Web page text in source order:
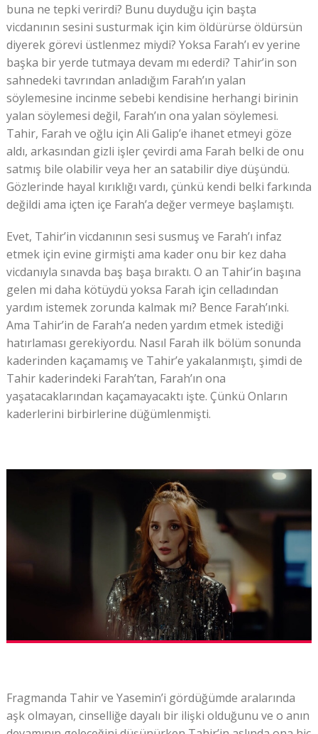
buna ne tepki verirdi? Bunu duyduğu için başta
vicdanının sesini susturmak için kim öldürürse öldürsün
diyerek görevi üstlenmez miydi? Yoksa Farah’ı ev yerine
başka bir yerde tutmaya devam mı ederdi? Tahir’in son
sahnedeki tavrından anladığım Farah’ın yalan
söylemesine incinme sebebi kendisine herhangi birinin
yalan söylemesi değil, Farah’ın ona yalan söylemesi.
Tahir, Farah ve oğlu için Ali Galip’e ihanet etmeyi göze
aldı, arkasından gizli işler çevirdi ama Farah belki de onu
satmış bile olabilir veya her an satabilir diye düşündü.
Gözlerinde hayal kırıklığı vardı, çünkü kendi belki farkında
değildi ama içten içe Farah’a değer vermeye başlamıştı.
Evet, Tahir’in vicdanının sesi susmuş ve Farah’ı infaz
etmek için evine girmişti ama kader onu bir kez daha
vicdanıyla sınavda baş başa bıraktı. O an Tahir’in başına
gelen mi daha kötüydü yoksa Farah için celladından
yardım istemek zorunda kalmak mı? Bence Farah’ınki.
Ama Tahir’in de Farah’a neden yardım etmek istediği
hatırlaması gerekiyordu. Nasıl Farah ilk bölüm sonunda
kaderinden kaçamamış ve Tahir’e yakalanmıştı, şimdi de
Tahir kaderindeki Farah’tan, Farah’ın ona
yaşatacaklarından kaçamayacaktı işte. Çünkü Onların
kaderlerini birbirlerine düğümlenmişti.
Fragmanda Tahir ve Yasemin’i gördüğümde aralarında
aşk olmayan, cinselliğe dayalı bir ilişki olduğunu ve o anın